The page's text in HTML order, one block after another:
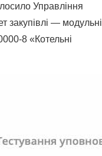
Управління
закупівлі — модульні
8 «Котельні